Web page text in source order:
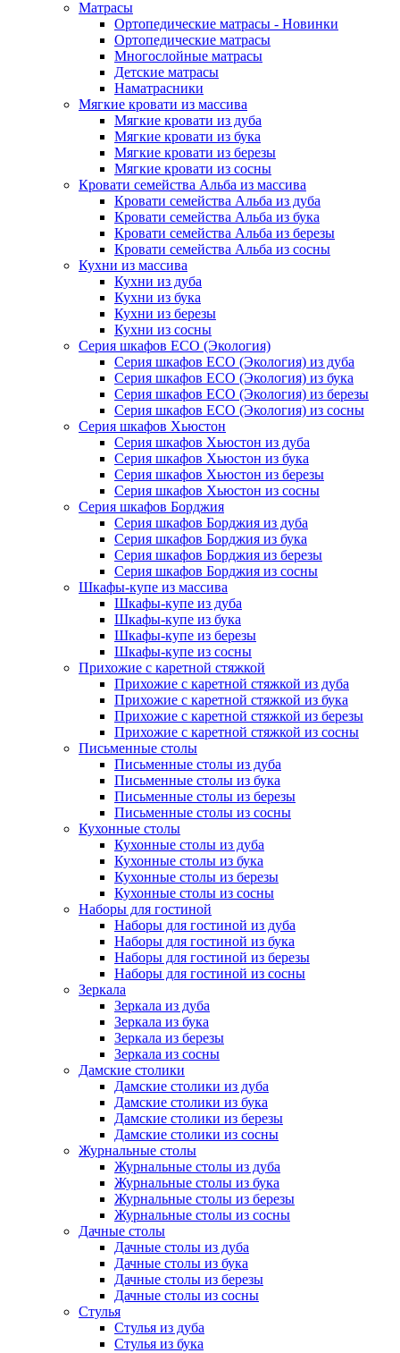
Матрасы
Ортопедические матрасы - Новинки
Ортопедические матрасы
Многослойные матрасы
Детские матрасы
Наматрасники
Мягкие кровати из массива
Мягкие кровати из дуба
Мягкие кровати из бука
Мягкие кровати из березы
Мягкие кровати из сосны
Кровати семейства Альба из массива
Кровати семейства Альба из дуба
Кровати семейства Альба из бука
Кровати семейства Альба из березы
Кровати семейства Альба из сосны
Кухни из массива
Кухни из дуба
Кухни из бука
Кухни из березы
Кухни из сосны
Серия шкафов ECO (Экология)
Серия шкафов ECO (Экология) из дуба
Серия шкафов ECO (Экология) из бука
Серия шкафов ECO (Экология) из березы
Серия шкафов ECO (Экология) из сосны
Серия шкафов Хьюстон
Серия шкафов Хьюстон из дуба
Серия шкафов Хьюстон из бука
Серия шкафов Хьюстон из березы
Серия шкафов Хьюстон из сосны
Серия шкафов Борджия
Серия шкафов Борджия из дуба
Серия шкафов Борджия из бука
Серия шкафов Борджия из березы
Серия шкафов Борджия из сосны
Шкафы-купе из массива
Шкафы-купе из дуба
Шкафы-купе из бука
Шкафы-купе из березы
Шкафы-купе из сосны
Прихожие с каретной стяжкой
Прихожие с каретной стяжкой из дуба
Прихожие с каретной стяжкой из бука
Прихожие с каретной стяжкой из березы
Прихожие с каретной стяжкой из сосны
Письменные столы
Письменные столы из дуба
Письменные столы из бука
Письменные столы из березы
Письменные столы из сосны
Кухонные столы
Кухонные столы из дуба
Кухонные столы из бука
Кухонные столы из березы
Кухонные столы из сосны
Наборы для гостиной
Наборы для гостиной из дуба
Наборы для гостиной из бука
Наборы для гостиной из березы
Наборы для гостиной из сосны
Зеркала
Зеркала из дуба
Зеркала из бука
Зеркала из березы
Зеркала из сосны
Дамские столики
Дамские столики из дуба
Дамские столики из бука
Дамские столики из березы
Дамские столики из сосны
Журнальные столы
Журнальные столы из дуба
Журнальные столы из бука
Журнальные столы из березы
Журнальные столы из сосны
Дачные столы
Дачные столы из дуба
Дачные столы из бука
Дачные столы из березы
Дачные столы из сосны
Стулья
Стулья из дуба
Стулья из бука